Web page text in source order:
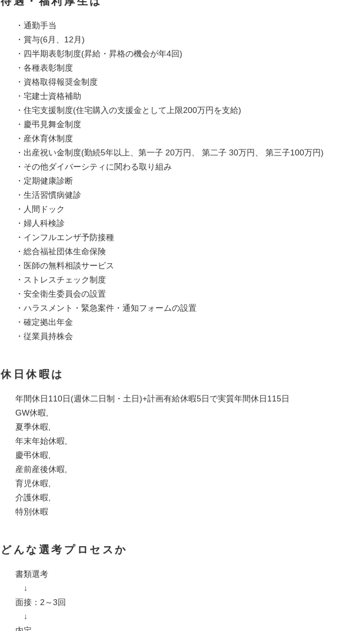
・通勤手当
・賞与(6月、12月)
・四半期表彰制度(昇給・昇格の機会が年4回)
・各種表彰制度
・資格取得報奨金制度
・宅建士資格補助
・住宅支援制度(住宅購入の支援金として上限200万円を支給)
・慶弔見舞金制度
・産休育休制度
・出産祝い金制度(勤続5年以上、第一子 20万円、 第二子 30万円、 第三子100万円)
・その他ダイバーシティに関わる取り組み
・定期健康診断
・生活習慣病健診
・人間ドック
・婦人科検診
・インフルエンザ予防接種
・総合福祉団体生命保険
・医師の無料相談サービス
・ストレスチェック制度
・安全衛生委員会の設置
・ハラスメント・緊急案件・通知フォームの設置
・確定拠出年金
・従業員持株会
休日休暇は
年間休日110日(週休二日制・土日)+計画有給休暇5日で実質年間休日115日
GW休暇,
夏季休暇,
年末年始休暇,
慶弔休暇,
産前産後休暇,
育児休暇,
介護休暇,
特別休暇
どんな選考プロセスか
書類選考
↓
面接：2～3回
↓